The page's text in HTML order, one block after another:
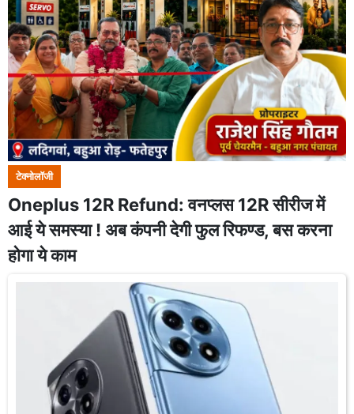
टेक्नोलॉजी
Oneplus 12R Refund: वनप्लस 12R सीरीज में
आई ये समस्या ! अब कंपनी देगी फुल रिफण्ड, बस करना
होगा ये काम